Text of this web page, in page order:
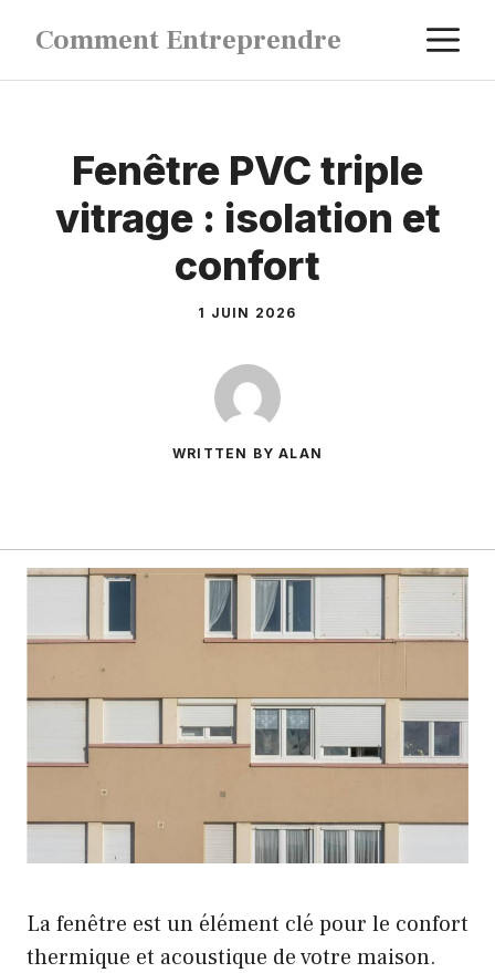
contenu
Comment Entreprendre
Fenêtre PVC triple
vitrage : isolation et
confort
1 JUIN 2026
WRITTEN BY ALAN
La fenêtre est un élément clé pour le confort
thermique et acoustique de votre maison.